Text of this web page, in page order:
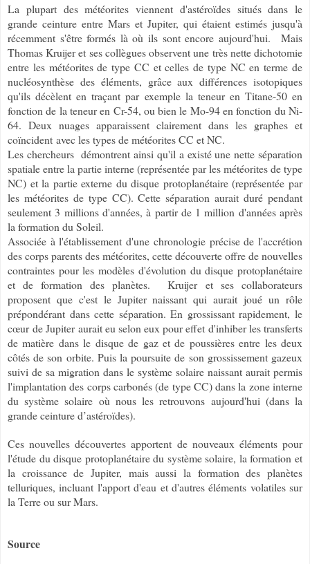
La plupart des météorites viennent d'astéroïdes situés dans le
grande ceinture entre Mars et Jupiter, qui étaient estimés jusqu'à
récemment s'être formés là où ils sont encore aujourd'hui. Mais
Thomas Kruijer et ses collègues observent une très nette dichotomie
entre les météorites de type CC et celles de type NC en terme de
nucléosynthèse des éléments, grâce aux différences isotopiques
qu'ils décèlent en traçant par exemple la teneur en Titane-50 en
fonction de la teneur en Cr-54, ou bien le Mo-94 en fonction du Ni-
64. Deux nuages apparaissent clairement dans les graphes et
coïncident avec les types de météorites CC et NC.
Les chercheurs démontrent ainsi qu'il a existé une nette séparation
spatiale entre la partie interne (représentée par les météorites de type
NC) et la partie externe du disque protoplanétaire (représentée par
les météorites de type CC). Cette séparation aurait duré pendant
seulement 3 millions d'années, à partir de 1 million d'années après
la formation du Soleil.
Associée à l'établissement d'une chronologie précise de l'accrétion
des corps parents des météorites, cette découverte offre de nouvelles
contraintes pour les modèles d'évolution du disque protoplanétaire
et de formation des planètes. Kruijeret ses collaborateurs
proposent que c'est le Jupiter naissant qui aurait joué un rôle
prépondérant dans cette séparation. En grossissant rapidement, le
cœur de Jupiter aurait eu selon eux pour effet d'inhiber les transferts
de matière dans le disque de gaz et de poussières entre les deux
côtés de son orbite. Puis la poursuite de son grossissement gazeux
suivi de sa migration dans le système solaire naissant aurait permis
l'implantation des corps carbonés (de type CC) dans la zone interne
du système solaire où nous les retrouvons aujourd'hui (dans la
grande ceinture d’astéroïdes).
Ces nouvelles découvertes apportent de nouveaux éléments pour
l'étude du disque protoplanétaire du système solaire, la formation et
la croissance de Jupiter, mais aussi la formation des planètes
telluriques, incluant l'apport d'eau et d'autres éléments volatiles sur
la Terre ou sur Mars.
Source